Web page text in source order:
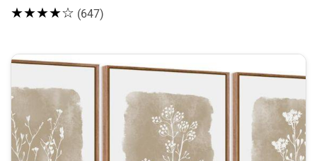
★★★★☆ (647)